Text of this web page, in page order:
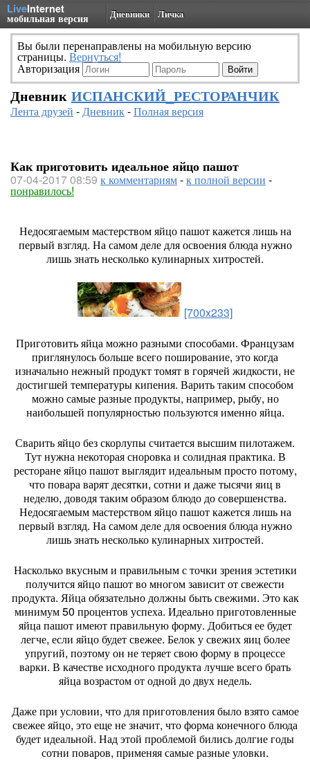
LiveInternet
мобильная версия Дневники Личка
Вы были перенаправлены на мобильную версию
страницы. Вернуться!
Авторизация
Дневник ИСПАНСКИЙ_РЕСТОРАНЧИК
Лента друзей -Дневник-Полная версия
Как приготовить идеальное яйцо пашот
07-04-2017 08:59 к комментариям-к полной версии -
понравилось!
Недосягаемым мастерством яйцо пашот кажется лишь на
первый взгляд. На самом деле для освоения блюда нужно
лишь знать несколько кулинарных хитростей.
[700x233]
Приготовить яйца можно разными способами. Французам
приглянулось больше всего поширование, это когда
изначально нежный продукт томят в горячей жидкости, не
достигшей температуры кипения. Варить таким способом
можно самые разные продукты, например, рыбу, но
наибольшей популярностью пользуются именно яйца.
Сварить яйцо без скорлупы считается высшим пилотажем.
Тут нужна некоторая сноровка и солидная практика. В
ресторане яйцо пашот выглядит идеальным просто потому,
что повара варят десятки, сотни и даже тысячи яиц в
неделю, доводя таким образом блюдо до совершенства.
Недосягаемым мастерством яйцо пашот кажется лишь на
первый взгляд. На самом деле для освоения блюда нужно
лишь знать несколько кулинарных хитростей.
Насколько вкусным и правильным с точки зрения эстетики
получится яйцо пашот во многом зависит от свежести
продукта. Яйца обязательно должны быть свежими. Это как
минимум 50 процентов успеха. Идеально приготовленные
яйца пашот имеют правильную форму. Добиться ее будет
легче, если яйцо будет свежее. Белок у свежих яиц более
упругий, поэтому он не теряет свою форму в процессе
варки. В качестве исходного продукта лучше всего брать
яйца возрастом от одной до двух недель.
Даже при условии, что для приготовления было взято самое
свежее яйцо, это еще не значит, что форма конечного блюда
будет идеальной. Над этой проблемой бились долгие годы
сотни поваров, применяя самые разные уловки.